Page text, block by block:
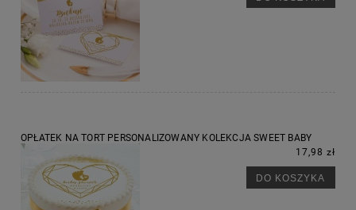
OPŁATEK NA TORT PERSONALIZOWANY KOLEKCJA SWEET BABY
17,98 zł
DO KOSZYKA